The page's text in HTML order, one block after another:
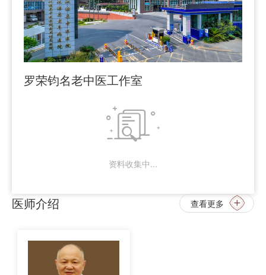
罗荣钧名老中医工作室

资料收集中...
医师介绍 查看更多